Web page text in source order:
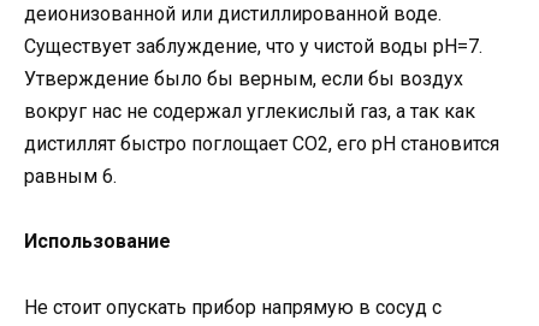
деионизованной или дистиллированной воде.
Существует заблуждение, что у чистой воды pH=7.
Утверждение было бы верным, если бы воздух
вокруг нас не содержал углекислый газ, а так как
дистиллят быстро поглощает CO2, его pH становится
равным 6.
Использование
Не стоит опускать прибор напрямую в сосуд с